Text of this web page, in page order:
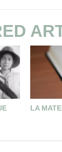
LA